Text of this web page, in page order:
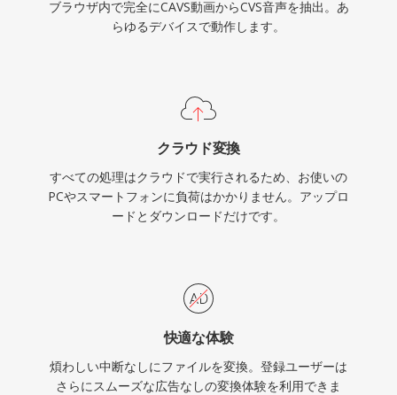
ブラウザ内で完全にCAVS動画からCVS音声を抽出。あ
らゆるデバイスで動作します。
クラウド変換
すべての処理はクラウドで実行されるため、お使いの
PCやスマートフォンに負荷はかかりません。アップロ
ードとダウンロードだけです。
快適な体験
煩わしい中断なしにファイルを変換。登録ユーザーは
さらにスムーズな広告なしの変換体験を利用できま